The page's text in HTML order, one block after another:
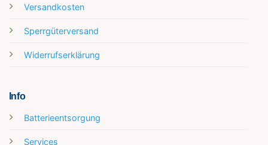
Versandkosten
Sperrgüterversand
Widerrufserklärung
Info
Batterieentsorgung
Services